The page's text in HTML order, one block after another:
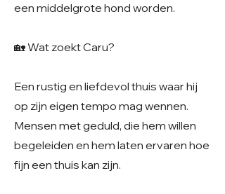
een middelgrote hond worden.
🏡 Wat zoekt Caru?
Een rustig en liefdevol thuis waar hij
op zijn eigen tempo mag wennen.
Mensen met geduld, die hem willen
begeleiden en hem laten ervaren hoe
fijn een thuis kan zijn.